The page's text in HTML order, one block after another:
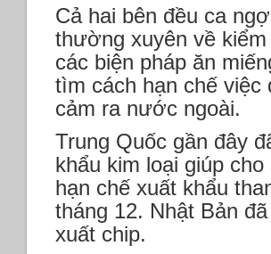
Cả hai bên đều ca
thường xuyên về
các biện pháp ăn
tìm cách hạn chế việc
cảm ra nước ngoài.
Trung Quốc gần đây
khẩu kim loại giúp
hạn chế xuất khẩu
tháng 12. Nhật Bản
xuất chip.